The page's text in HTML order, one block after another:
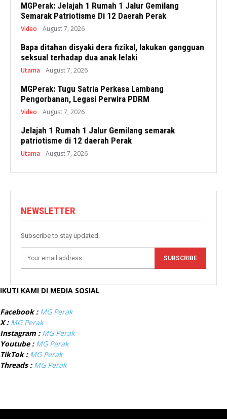
MGPerak: Jelajah 1 Rumah 1 Jalur Gemilang
Semarak Patriotisme Di 12 Daerah Perak
Video August 7, 2026
Bapa ditahan disyaki dera fizikal, lakukan gangguan
seksual terhadap dua anak lelaki
Utama August 7, 2026
MGPerak: Tugu Satria Perkasa Lambang
Pengorbanan, Legasi Perwira PDRM
Video August 7, 2026
Jelajah 1 Rumah 1 Jalur Gemilang semarak
patriotisme di 12 daerah Perak
Utama August 7, 2026
NEWSLETTER
Subscribe to stay updated.
SUBSCRIBE
IKUTI KAMI DI MEDIA SOSIAL
Facebook : MG Perak
X : MG Perak
Instagram : MG Perak
Youtube : MG Perak
TikTok : MG Perak
Threads : MG Perak